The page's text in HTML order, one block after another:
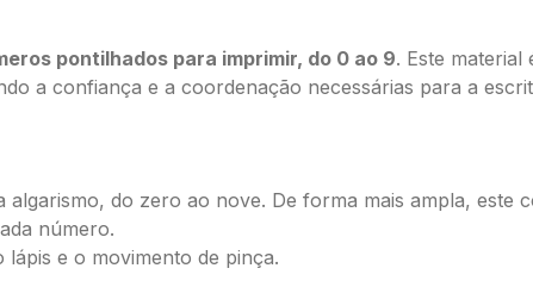
pontilhados para imprimir, do 0 ao 9. Este
a confiança e a coordenação necessárias para a
do zero ao nove. De forma mais ampla, este
número.
e o movimento de pinça.